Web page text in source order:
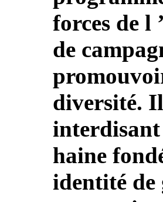
forces de l
de
diversité.
haine
identité de